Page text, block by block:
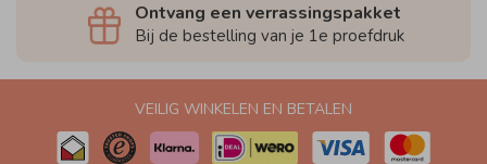
Ontvang een verrassingspakket
Bij de bestelling van je 1e proefdruk
VEILIG WINKELEN EN BETALEN